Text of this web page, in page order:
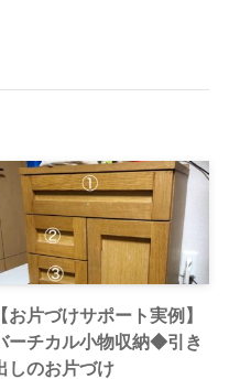
【お片づけサポート実例】
ーチカル小物収納◆引き
しのお片づけ